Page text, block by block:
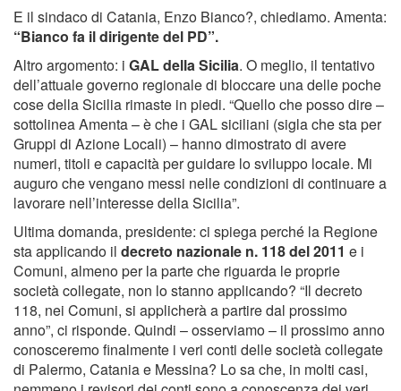
E il sindaco di Catania, Enzo Bianco?, chiediamo. Amenta:
“Bianco fa il dirigente del PD”.
Altro argomento: i GAL della Sicilia. O meglio, il tentativo
dell’attuale governo regionale di bloccare una delle poche
cose della Sicilia rimaste in piedi. “Quello che posso dire –
sottolinea Amenta – è che i GAL siciliani (sigla che sta per
Gruppi di Azione Locali) – hanno dimostrato di avere
numeri, titoli e capacità per guidare lo sviluppo locale. Mi
auguro che vengano messi nelle condizioni di continuare a
lavorare nell’interesse della Sicilia”.
Ultima domanda, presidente: ci spiega perché la Regione
sta applicando il decreto nazionale n. 118 del 2011 e i
Comuni, almeno per la parte che riguarda le proprie
società collegate, non lo stanno applicando? “Il decreto
118, nei Comuni, si applicherà a partire dal prossimo
anno”, ci risponde. Quindi – osserviamo – il prossimo anno
conosceremo finalmente i veri conti delle società collegate
di Palermo, Catania e Messina? Lo sa che, in molti casi,